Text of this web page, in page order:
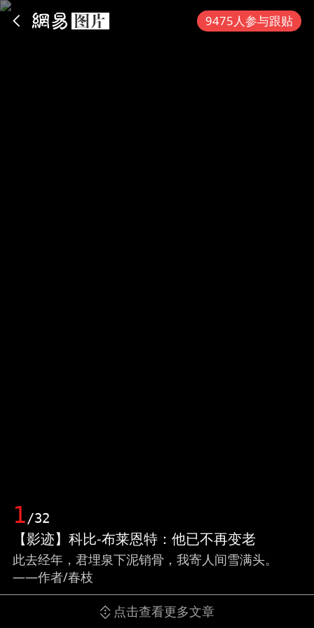
9475人参与跟贴
1/32
【影迹】科比-布莱恩特：他已不再变老
此去经年，君埋泉下泥销骨，我寄人间雪满头。
——作者/春枝
点击查看更多文章
App内打开